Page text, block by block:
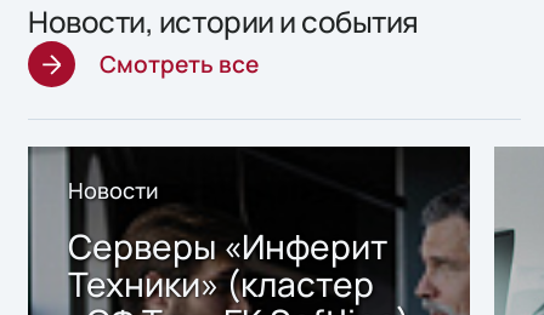
Новости, истории и события
Смотреть все
Новости
Серверы «Инферит
Техники» (кластер